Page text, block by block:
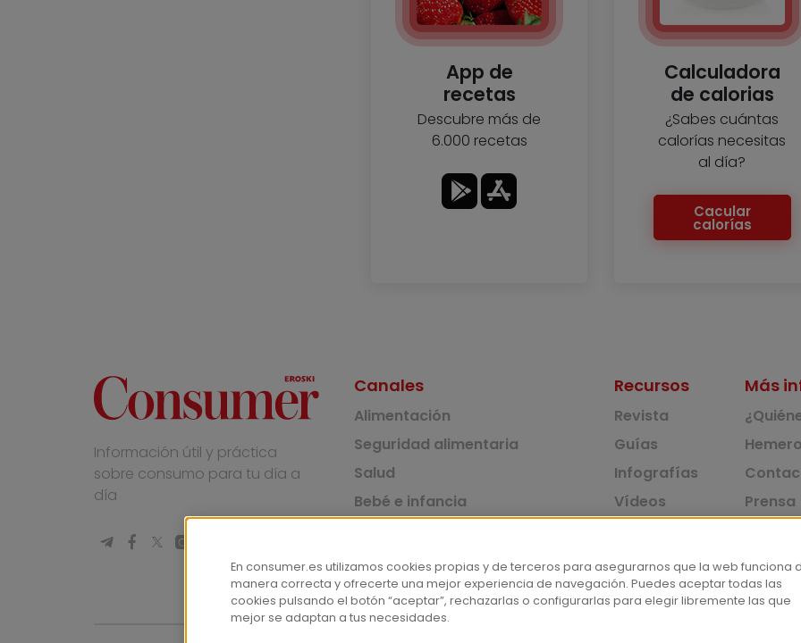
App de
recetas
Descubre más de
6.000 recetas
Calculadora
de calorias
¿Sabes cuántas
calorías necesitas
al día?
Cacular
calorías
Información útil y práctica
sobre consumo para tu día a
día
Canales
Alimentación
Seguridad alimentaria
Salud
Bebé e infancia
Sociedad y consumo
Mascotas
Recursos
Revista
Guías
Infografías
Vídeos
Más
Prensa
En consumer.es utilizamos cookies propias y de terceros para asegurarnos que la web funciona
manera correcta y ofrecerte una mejor experiencia de navegación. Puedes aceptar todas las
cookies pulsando el botón “aceptar”, rechazarlas o configurarlas para elegir libremente las que
mejor se adaptan a tus necesidades.